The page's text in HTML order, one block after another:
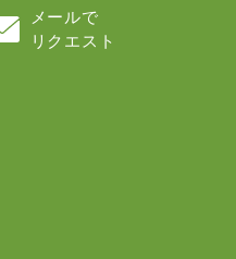
メールで
リクエスト